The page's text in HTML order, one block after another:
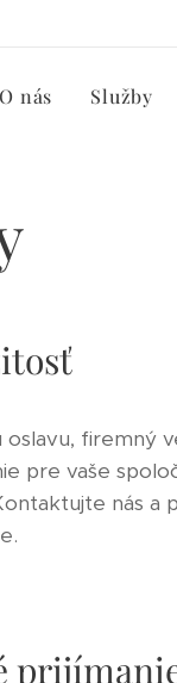
O nás Služby
firemný
pre vaše
nás a